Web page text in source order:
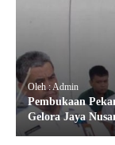
Oleh : Admin
Pembukaan
Gelora Jaya